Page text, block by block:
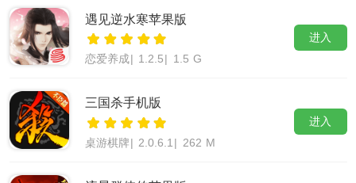
遇见逆水寒苹果版
恋爱养成 1.2.5 1.5 G
进入
三国杀手机版
桌游棋牌 2.0.6.1 262 M
进入